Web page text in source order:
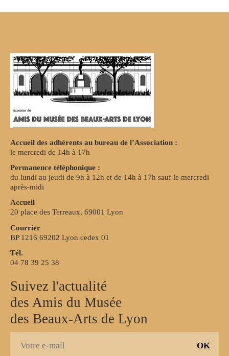
Accueil des adhérents au bureau de l’Association :
le mercredi de 14h à 17h
Permanence téléphonique :
du lundi au jeudi de 9h à 12h et de 14h à 17h sauf le mercredi
après-midi
Accueil
20 place des Terreaux, 69001 Lyon
Courrier
BP 1216 69202 Lyon cedex 01
Tél.
04 78 39 25 38
Suivez l'actualité
des Amis du Musée
des Beaux-Arts de Lyon